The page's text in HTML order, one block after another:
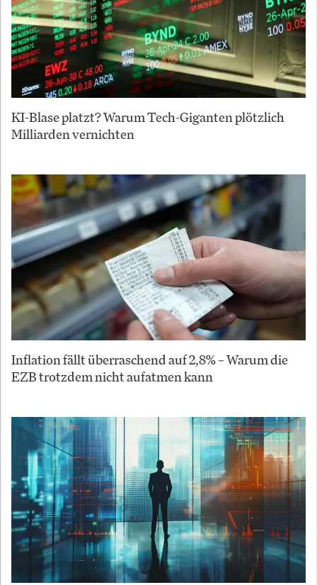
KI-Blase platzt? Warum Tech-Giganten plötzlich
Milliarden vernichten
Inflation fällt überraschend auf 2,8% – Warum die
EZB trotzdem nicht aufatmen kann